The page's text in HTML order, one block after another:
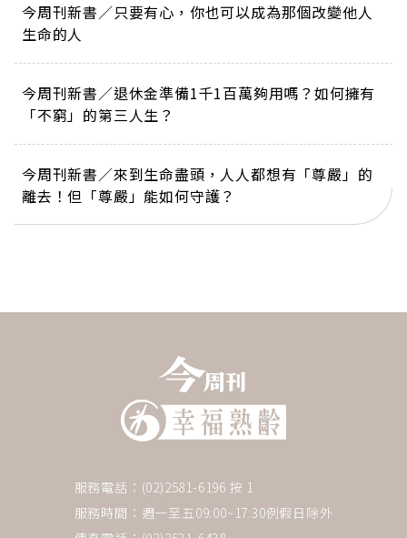
今周刊新書／只要有心，你也可以成為那個改變他人
生命的人
今周刊新書／退休金準備1千1百萬夠用嗎？如何擁有
「不窮」的第三人生？
今周刊新書／來到生命盡頭，人人都想有「尊嚴」的
離去！但「尊嚴」能如何守護？
服務電話：(02)2581-6196 按 1
服務時間：週一至五09:00~17:30例假日除外